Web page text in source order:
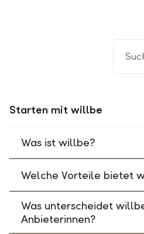
Starten mit willbe
Was ist willbe?
Welche Vorteile bietet
Was unterscheidet
Anbieterinnen?